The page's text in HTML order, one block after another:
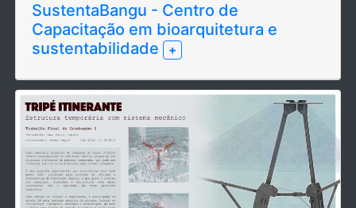
SustentaBangu - Centro de
Capacitação em bioarquitetura e
sustentabilidade
+